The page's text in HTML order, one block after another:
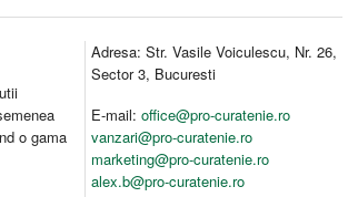
o gama
Adresa: Str. Vasile Voiculescu, Nr. 26,
Sector 3, Bucuresti
E-mail: office@pro-curatenie.ro
vanzari@pro-curatenie.ro
marketing@pro-curatenie.ro
alex.b@pro-curatenie.ro